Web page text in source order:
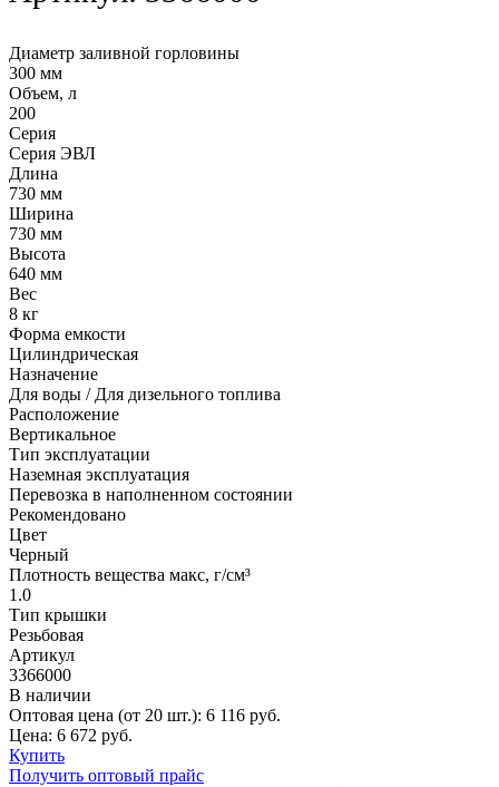
Диаметр заливной горловины
300 мм
Объем, л
200
Серия
Серия ЭВЛ
Длина
730 мм
Ширина
730 мм
Высота
640 мм
Вес
8 кг
Форма емкости
Цилиндрическая
Назначение
Для воды / Для дизельного топлива
Расположение
Вертикальное
Тип эксплуатации
Наземная эксплуатация
Перевозка в наполненном состоянии
Рекомендовано
Цвет
Черный
Плотность вещества макс, г/см³
1.0
Тип крышки
Резьбовая
Артикул
3366000
В наличии
Оптовая цена (от 20 шт.): 6 116 руб.
Цена: 6 672 руб.
Купить
Получить оптовый прайс